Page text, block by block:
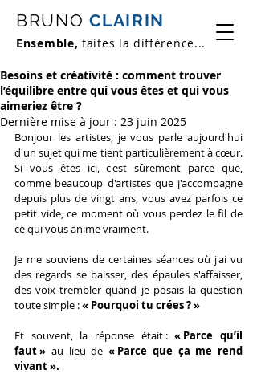
BRUNO CLAIRIN
Ensemble, faites la différence...
Besoins et créativité : comment trouver
l’équilibre entre qui vous êtes et qui vous
aimeriez être ?
Dernière mise à jour : 23 juin 2025
Bonjour les artistes, je vous parle aujourd'hui
d'un sujet qui me tient particulièrement à cœur.
Si vous êtes ici, c'est sûrement parce que,
comme beaucoup d'artistes que j'accompagne
depuis plus de vingt ans, vous avez parfois ce
petit vide, ce moment où vous perdez le fil de
ce qui vous anime vraiment.
Je me souviens de certaines séances où j'ai vu
des regards se baisser, des épaules s'affaisser,
des voix trembler quand je posais la question
toute simple : « Pourquoi tu crées ? »
Et souvent, la réponse était : « Parce qu’il
faut » au lieu de « Parce que ça me rend
vivant ».